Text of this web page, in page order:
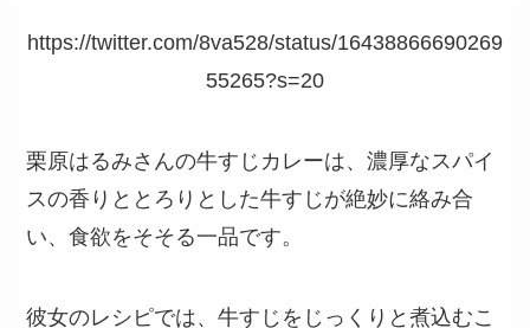
https://twitter.com/8va528/status/16438866690269
55265?s=20
栗原はるみさんの牛すじカレーは、濃厚なスパイ
スの香りととろりとした牛すじが絶妙に絡み合
い、食欲をそそる一品です。
彼女のレシピでは、牛すじをじっくりと煮込むこ